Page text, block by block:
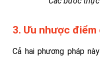
3. Ưu nhược điểm
Cả hai phương pháp